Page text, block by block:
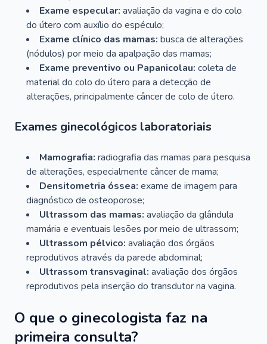
Exame especular: avaliação da vagina e do colo
do útero com auxílio do espéculo;
Exame clínico das mamas: busca de alterações
(nódulos) por meio da apalpação das mamas;
Exame preventivo ou Papanicolau: coleta de
material do colo do útero para a detecção de
alterações, principalmente câncer de colo de útero.
Exames ginecológicos laboratoriais
Mamografia: radiografia das mamas para pesquisa
de alterações, especialmente câncer de mama;
Densitometria óssea: exame de imagem para
diagnóstico de osteoporose;
Ultrassom das mamas: avaliação da glândula
mamária e eventuais lesões por meio de ultrassom;
Ultrassom pélvico: avaliação dos órgãos
reprodutivos através da parede abdominal;
Ultrassom transvaginal: avaliação dos órgãos
reprodutivos pela inserção do transdutor na vagina.
O que o ginecologista faz na
primeira consulta?